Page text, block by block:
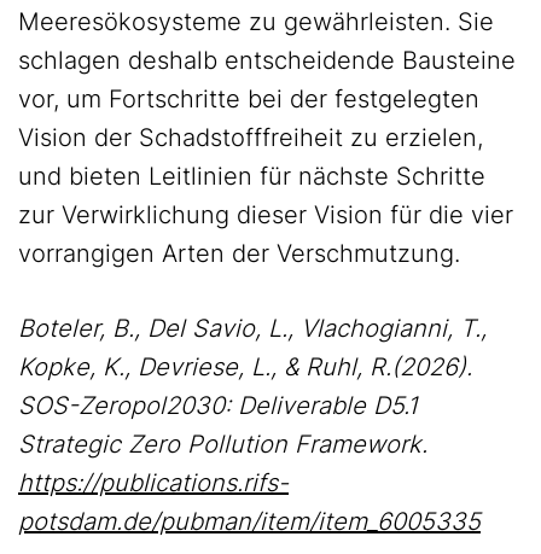
Meeresökosysteme zu gewährleisten. Sie
schlagen deshalb entscheidende Bausteine
vor, um Fortschritte bei der festgelegten
Vision der Schadstofffreiheit zu erzielen,
und bieten Leitlinien für nächste Schritte
zur Verwirklichung dieser Vision für die vier
vorrangigen Arten der Verschmutzung.
Boteler, B., Del Savio, L., Vlachogianni, T.,
Kopke, K., Devriese, L., & Ruhl, R.(2026).
SOS-Zeropol2030: Deliverable D5.1
Strategic Zero Pollution Framework.
https://publications.rifs-
potsdam.de/pubman/item/item_6005335